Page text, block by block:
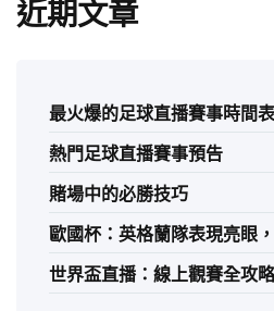
近期文章
最火爆的足球直播賽事時間表
熱門足球直播賽事預告
賭場中的必勝技巧
歐國杯：英格蘭隊表現亮眼
世界盃直播：線上觀賽全攻略